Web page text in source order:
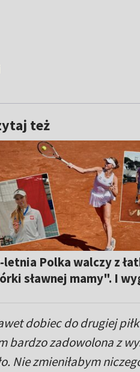
też
letnia Polka walczy z
sławnej mamy". I
dobiec do drugiej
bardzo zadowolona z
Nie zmieniłabym